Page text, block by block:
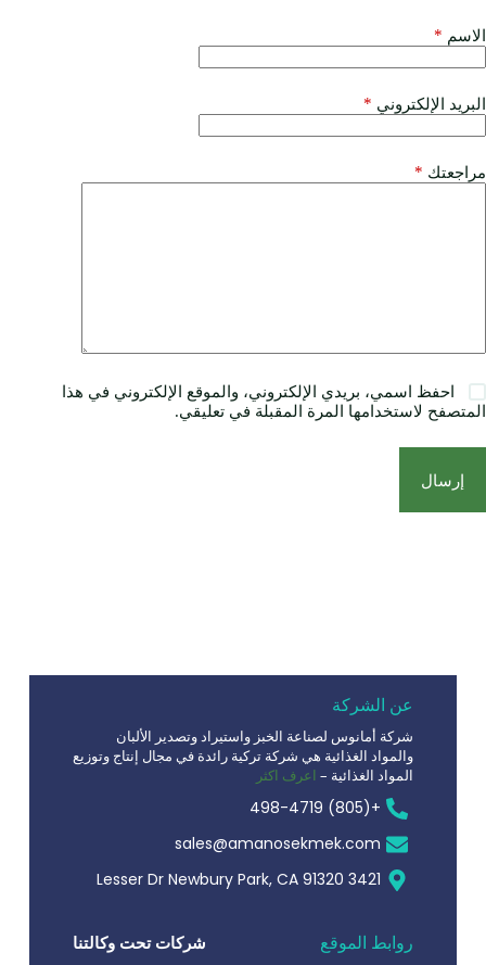
الاسم *
البريد الإلكتروني *
مراجعتك *
احفظ اسمي، بريدي الإلكتروني، والموقع الإلكتروني في هذا
المتصفح لاستخدامها المرة المقبلة في تعليقي.
إرسال
عن الشركة
شركة أمانوس لصناعة الخبز واستيراد وتصدير الألبان
والمواد الغذائية هي شركة تركية رائدة في مجال إنتاج وتوزيع
المواد الغذائية – اعرف اكثر
+(805) 498-4719
sales@amanosekmek.com
3421 Lesser Dr Newbury Park, CA 91320
روابط الموقع شركات تحت وكالتنا